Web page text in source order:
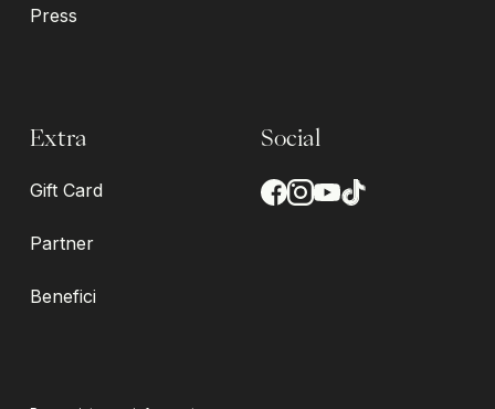
Press
Extra
Gift Card
Partner
Benefici
Social